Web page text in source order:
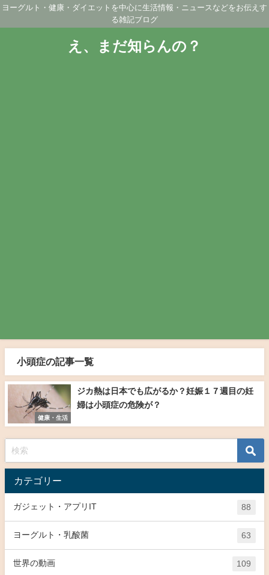
ヨーグルト・健康・ダイエットを中心に生活情報・ニュースなどをお伝えす
る雑記ブログ
え、まだ知らんの？
小頭症の記事一覧
健康・生活
ジカ熱は日本でも広がるか？妊娠１７週目の妊
婦は小頭症の危険が？
カテゴリー
ガジェット・アプリIT 88
ヨーグルト・乳酸菌 63
世界の動画 109